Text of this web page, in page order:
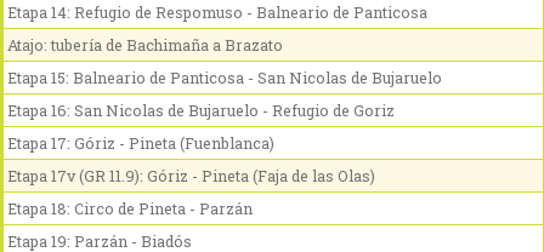
Etapa 14: Refugio de Respomuso - Balneario de Panticosa
Atajo: tubería de Bachimaña a Brazato
Etapa 15: Balneario de Panticosa - San Nicolas de Bujaruelo
Etapa 16: San Nicolas de Bujaruelo - Refugio de Goriz
Etapa 17: Góriz - Pineta (Fuenblanca)
Etapa 17v (GR 11.9): Góriz - Pineta (Faja de las Olas)
Etapa 18: Circo de Pineta - Parzán
Etapa 19: Parzán - Biadós